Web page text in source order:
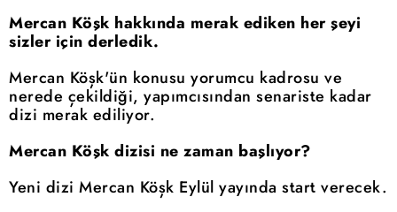
Mercan Köşk hakkında merak ediken her şeyi
sizler için derledik.
Mercan Köşk'ün konusu yorumcu kadrosu ve
nerede çekildiği, yapımcısından senariste kadar
dizi merak ediliyor.
Mercan Köşk dizisi ne zaman başlıyor?
Yeni dizi Mercan Köşk Eylül yayında start verecek.